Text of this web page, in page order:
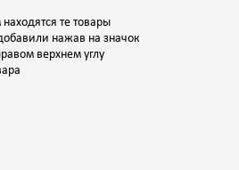
те товары
нажав на значок
верхнем углу